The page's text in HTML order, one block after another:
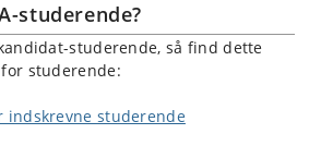
studerende?
studerende, så find dette
studerende:
indskrevne studerende